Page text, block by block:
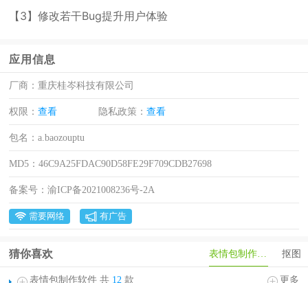
【3】修改若干Bug提升用户体验
应用信息
厂商：重庆桂岑科技有限公司
权限：查看 隐私政策：查看
包名：a.baozouptu
MD5：46C9A25FDAC90D58FE29F709CDB27698
备案号：渝ICP备2021008236号-2A
需要网络 有广告
表情包制作软件 抠图
猜你喜欢
表情包制作软件 共 12 款 更多